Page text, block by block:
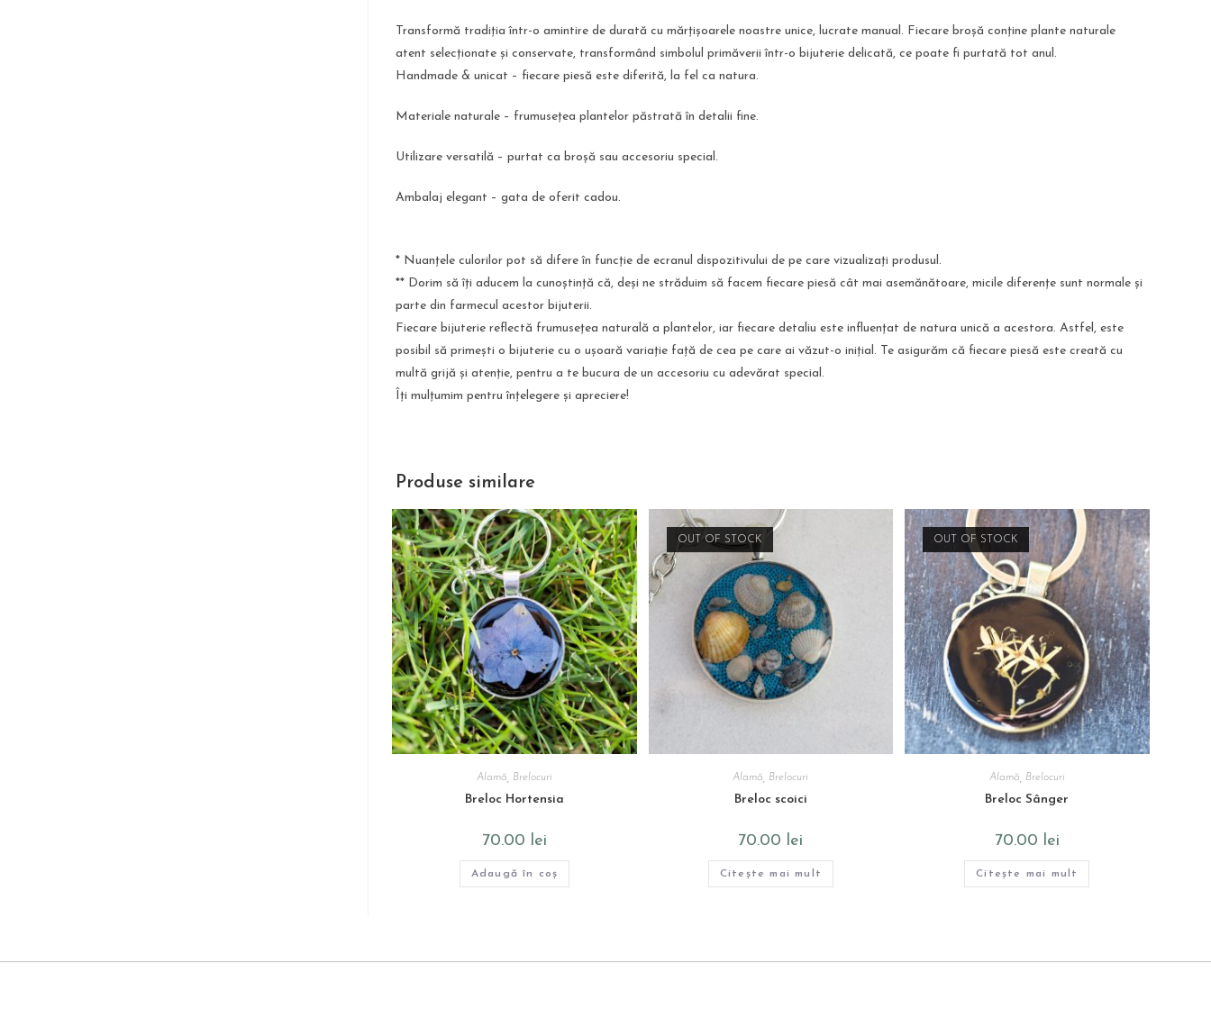
Transformă tradiția într-o amintire de durată cu mărțișoarele noastre unice, lucrate manual. Fiecare broșă conține plante naturale
atent selecționate și conservate, transformând simbolul primăverii într-o bijuterie delicată, ce poate fi purtată tot anul.
Handmade & unicat – fiecare piesă este diferită, la fel ca natura.
Materiale naturale – frumusețea plantelor păstrată în detalii fine.
Utilizare versatilă – purtat ca broșă sau accesoriu special.
Ambalaj elegant – gata de oferit cadou.
* Nuanțele culorilor pot să difere în funcție de ecranul dispozitivului de pe care vizualizați produsul.
** Dorim să îți aducem la cunoștință că, deși ne străduim să facem fiecare piesă cât mai asemănătoare, micile diferențe sunt normale și
parte din farmecul acestor bijuterii.
Fiecare bijuterie reflectă frumusețea naturală a plantelor, iar fiecare detaliu este influențat de natura unică a acestora. Astfel, este
posibil să primești o bijuterie cu o ușoară variație față de cea pe care ai văzut-o inițial. Te asigurăm că fiecare piesă este creată cu
multă grijă și atenție, pentru a te bucura de un accesoriu cu adevărat special.
Îți mulțumim pentru înțelegere și apreciere!
Produse similare
Alamă Brelocuri
Breloc Hortensia
70.00 lei
Adaugă în coș
OUT OF STOCK
Alamă Brelocuri
Breloc scoici
70.00 lei
Citește mai mult
OUT OF STOCK
Alamă Brelocuri
Breloc Sânger
70.00 lei
Citește mai mult